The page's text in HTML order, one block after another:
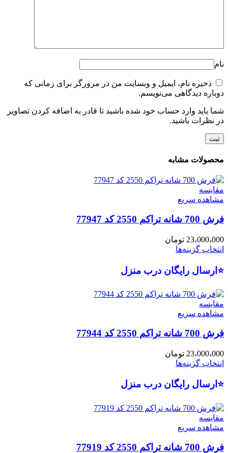
نام
ذخیره نام، ایمیل و وبسایت من در مرورگر برای زمانی که
دوباره دیدگاهی می‌نویسم.
شما باید وارد حساب خود شده باشید تا قادر به اضافه کردن تصاویر
در نظرات باشید.
محصولات مشابه
مقایسه
مشاهده سریع
فرش 700 شانه تراکم 2550 کد 77947
23،000،000 تومان
انتخاب گزینه‌ها
⭐ارسال رایگان درب منزل
مقایسه
مشاهده سریع
فرش 700 شانه تراکم 2550 کد 77944
23،000،000 تومان
انتخاب گزینه‌ها
⭐ارسال رایگان درب منزل
مقایسه
مشاهده سریع
فرش 700 شانه تراکم 2550 کد 77919